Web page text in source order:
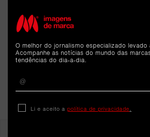
O melhor do jornalismo especializado levado
Acompanhe as notícias do mundo das
tendências do dia-a-dia.
Li e aceito a política de privacidade.